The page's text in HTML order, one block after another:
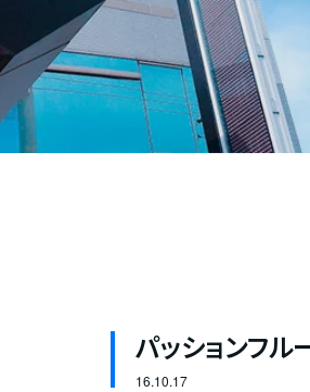
パッションフ
16.10.17